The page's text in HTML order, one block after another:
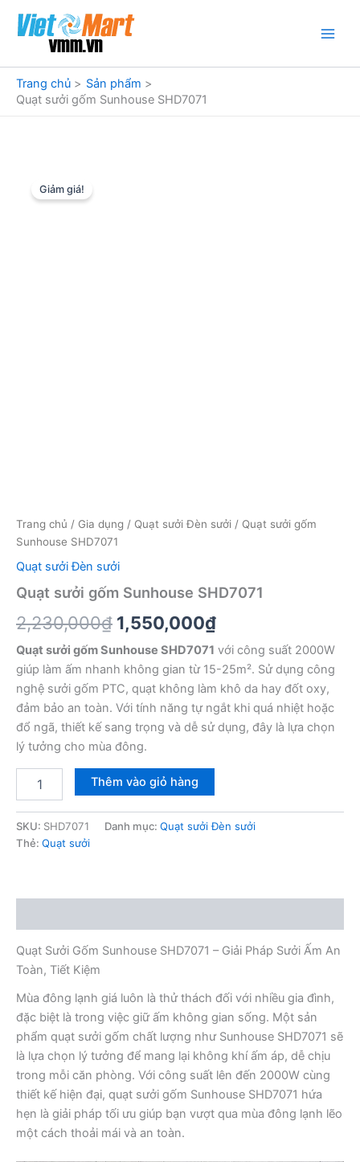
dung
Trang chủ
Sản phẩm
Quạt sưởi gốm Sunhouse SHD7071
Giảm giá!
Trang chủ / Gia dụng / Quạt sưởi Đèn sưởi / Quạt sưởi gốm
Sunhouse SHD7071
Quạt sưởi Đèn sưởi
Quạt sưởi gốm Sunhouse SHD7071
2,230,000₫ Giá
gốc
là:
2,230,000₫.
1,550,000₫Giá
hiện
tại
là:
1,550,000₫.
Quạt sưởi gốm Sunhouse SHD7071 với công suất 2000W
giúp làm ấm nhanh không gian từ 15-25m². Sử dụng công
nghệ sưởi gốm PTC, quạt không làm khô da hay đốt oxy,
đảm bảo an toàn. Với tính năng tự ngắt khi quá nhiệt hoặc
đổ ngã, thiết kế sang trọng và dễ sử dụng, đây là lựa chọn
lý tưởng cho mùa đông.
Sunhouse
SHD7071
Thêm vào giỏ hàng
SKU: SHD7071 Danh mục: Quạt sưởi Đèn sưởi
Thẻ: Quạt sưởi
Quạt Sưởi Gốm Sunhouse SHD7071 – Giải Pháp Sưởi Ấm An
Toàn, Tiết Kiệm
Mùa đông lạnh giá luôn là thử thách đối với nhiều gia đình,
đặc biệt là trong việc giữ ấm không gian sống. Một sản
phẩm quạt sưởi gốm chất lượng như Sunhouse SHD7071 sẽ
là lựa chọn lý tưởng để mang lại không khí ấm áp, dễ chịu
trong mỗi căn phòng. Với công suất lên đến 2000W cùng
thiết kế hiện đại, quạt sưởi gốm Sunhouse SHD7071 hứa
hẹn là giải pháp tối ưu giúp bạn vượt qua mùa đông lạnh lẽo
một cách thoải mái và an toàn.